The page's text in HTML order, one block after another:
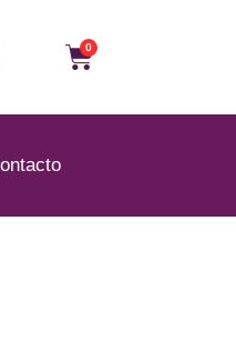
0
Carrito